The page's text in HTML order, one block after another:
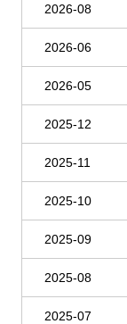
2026-08
2026-06
2026-05
2025-12
2025-11
2025-10
2025-09
2025-08
2025-07